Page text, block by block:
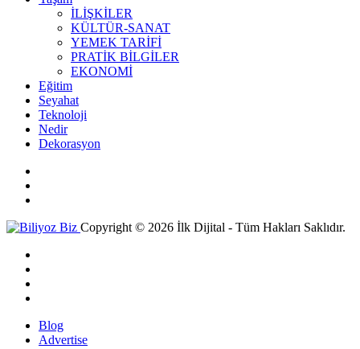
İLİŞKİLER
KÜLTÜR-SANAT
YEMEK TARİFİ
PRATİK BİLGİLER
EKONOMİ
Eğitim
Seyahat
Teknoloji
Nedir
Dekorasyon
Copyright © 2026 İlk Dijital - Tüm Hakları Saklıdır.
Blog
Advertise